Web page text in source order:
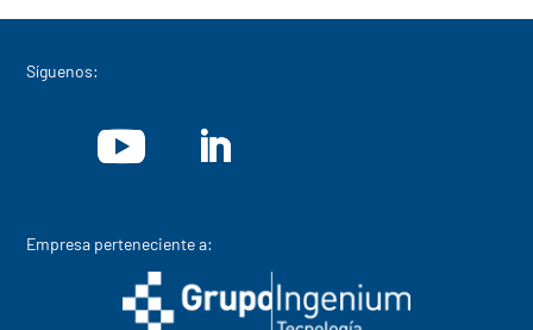
Síguenos:
Empresa perteneciente a: